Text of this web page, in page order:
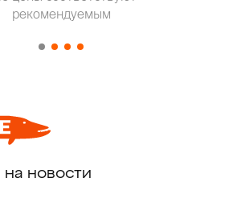
рекомендуемым
на новости